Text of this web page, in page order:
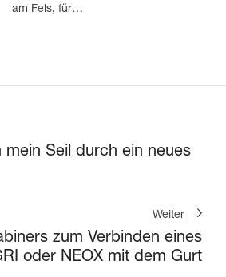
am Fels, für
mein Seil durch ein neues
Weiter
zum Verbinden eines
oder NEOX mit dem Gurt